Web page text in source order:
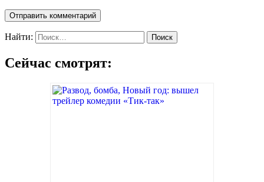
Найти:
Сейчас смотрят: